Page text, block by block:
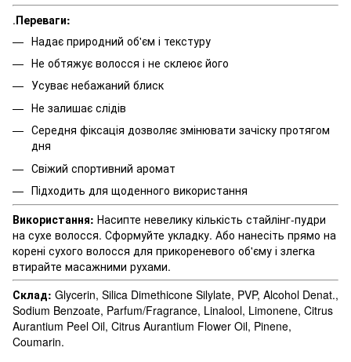
.Переваги:
Надає природний об'єм і текстуру
Не обтяжує волосся і не склеює його
Усуває небажаний блиск
Не залишає слідів
Середня фіксація дозволяє змінювати зачіску протягом
дня
Свіжий спортивний аромат
Підходить для щоденного використання
Використання: Насипте невелику кількість стайлінг-пудри
на сухе волосся. Сформуйте укладку. Або нанесіть прямо на
корені сухого волосся для прикореневого об'єму і злегка
втирайте масажними рухами.
Склад: Glycerin, Silica Dimethicone Silylate, PVP, Alcohol Denat.,
Sodium Benzoate, Parfum/Fragrance, Linalool, Limonene, Citrus
Aurantium Peel Oil, Citrus Aurantium Flower Oil, Pinene,
Coumarin.